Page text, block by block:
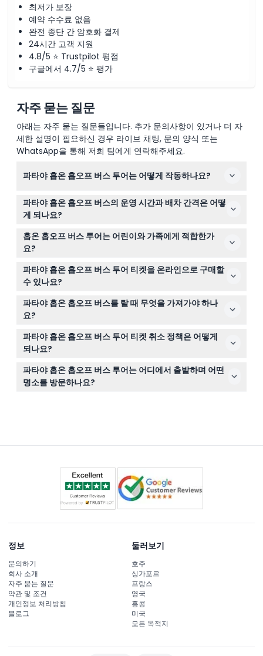
최저가 보장
예약 수수료 없음
완전 종단 간 암호화 결제
24시간 고객 지원
4.8/5 ⭐ Trustpilot 평점
구글에서 4.7/5 ⭐ 평가
자주 묻는 질문
아래는 자주 묻는 질문들입니다. 추가 문의사항이 있거나 더 자
세한 설명이 필요하신 경우 라이브 채팅, 문의 양식 또는
WhatsApp을 통해 저희 팀에게 연락해주세요.
파타야 홉온 홉오프 버스 투어는 어떻게 작동하나요?
이 투어는 두 개의 주요 노선을 따라 지정된 정류장에서 자
유롭게 탑승하고 하차할 수 있어, 파타야의 인기 명소를 원
하는 속도로 탐방할 수 있습니다.
파타야 홉온 홉오프 버스의 운영 시간과 배차 간격은 어떻
게 되나요?
레드라인은 오전 10시에 시작하며 블루라인은 오전 11시에
시작합니다. 버스는 오후 5시 30분까지 매 60분마다 운행
되며(변동 가능성 있음, 예약 시 확인 요망)
홉온 홉오프 버스 투어는 어린이와 가족에게 적합한가
요?
네, 6세 미만 어린이는 무료로 탑승할 수 있지만 지정 좌석
은 제공되지 않습니다. 이 투어는 모든 연령대의 가족과 여
행자에게 적합합니다.
파타야 홉온 홉오프 버스 투어 티켓을 온라인으로 구매할
수 있나요?
네, 이 웹사이트에서 안전하게 티켓을 예약할 수 있으며, 선
택한 기간 동안 무제한 탑승할 수 있습니다.
파타야 홉온 홉오프 버스를 탈 때 무엇을 가져가야 하나
요?
자외선 차단제, 편안한 신발, 물과 함께 티켓 확인증을 지참
하세요. 이를 통해 하루 종일 자유롭게 탑승하고 하차할 수
있습니다.
파타야 홉온 홉오프 버스 투어 티켓 취소 정책은 어떻게
되나요?
티켓은 환불 불가하며 취소할 수 없으므로 예약 전에 계획
을 확실히 하시기 바랍니다.
파타야 홉온 홉오프 버스 투어는 어디에서 출발하며 어떤
명소를 방문하나요?
정보
문의하기
회사 소개
자주 묻는 질문
약관 및 조건
개인정보 처리방침
블로그
둘러보기
호주
싱가포르
프랑스
영국
홍콩
미국
모든 목적지